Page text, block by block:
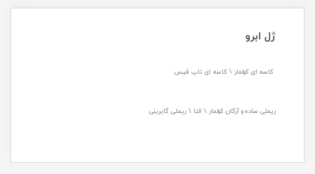
ژل ابرو
کاسه ای کولمار \ کاسه ای تاپ فیس
ریملی ساده و آرگان کولمار \ التا \ ریملی گابرینی